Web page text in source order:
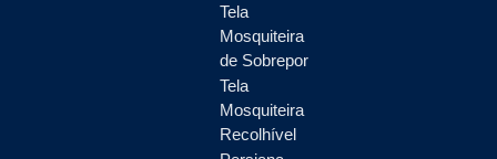
Tela
Mosquiteira
de Sobrepor
Tela
Mosquiteira
Recolhível